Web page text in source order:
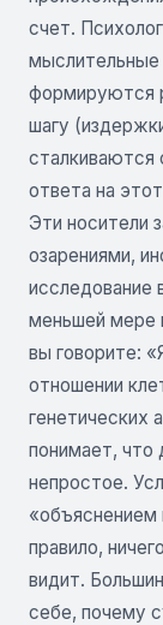
счет.
формируются
шагу
сталкиваются
ответа на
Эти носители
озарениями,
исследование
меньшей мере
вы говорите:
отношении
генетических
понимает, что
непростое.
«объяснением
правило,
видит.
себе, почему